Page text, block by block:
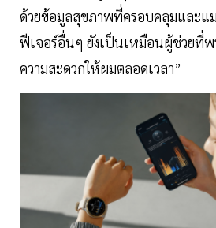
ด้วยข้อมูลสุขภาพที่ครอบคลุมและแ
ฟีเจอร์อื่นๆ ยังเป็นเหมือนผู้ช่วยที่
ความสะดวกให้ผมตลอดเวลา”